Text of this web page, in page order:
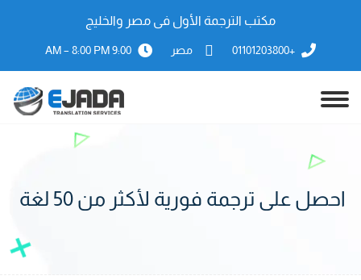
مكتب الترجمة الأول فى مصر والخليج
+01101203800 مصر 9:00 AM – 8:00 PM
احصل على ترجمة فورية لأكثر من 50 لغة